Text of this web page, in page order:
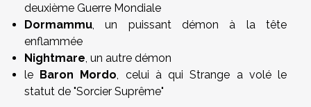
deuxième Guerre Mondiale
Dormammu, un puissant démon à la tête
enflammée
Nightmare, un autre démon
le Baron Mordo, celui à qui Strange a volé le
statut de "Sorcier Suprême"